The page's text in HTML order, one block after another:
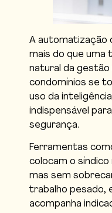
A automatização
mais do que uma
natural da gestão
condomínios se
uso da
indispensável
segurança.
Ferramentas
colocam o
mas sem
trabalho pesado,
acompanha